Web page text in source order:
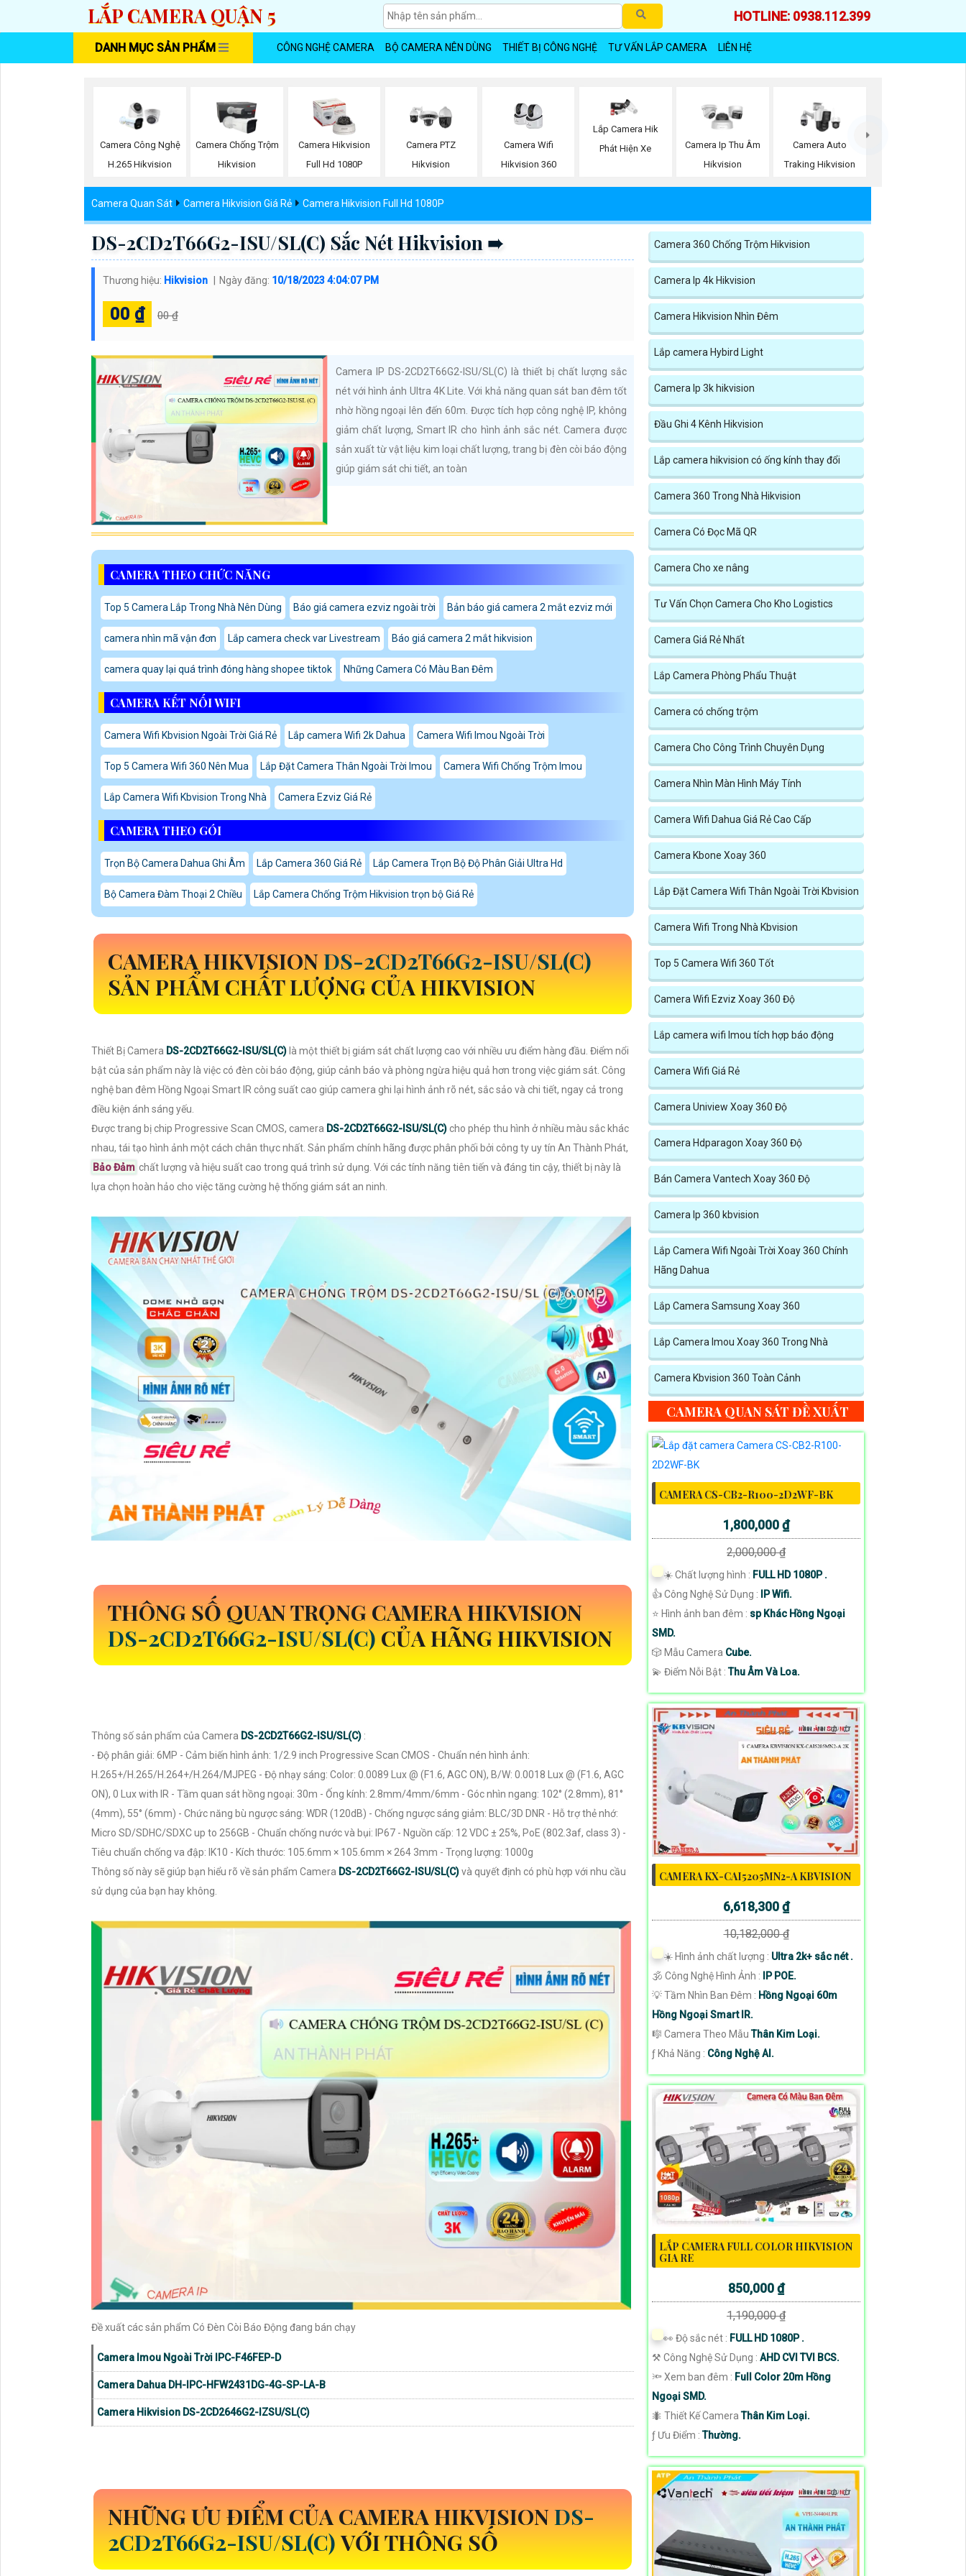
LẮP CAMERA QUẬN 5 HOTLINE: 0938.112.399
DANH MỤC SẢN PHẨM CÔNG NGHỆ CAMERA BỘ CAMERA NÊN DÙNG THIẾT BỊ CÔNG NGHỆ TƯ VẤN LẮP CAMERA LIÊN HỆ
Camera Công Nghệ
H.265 Hikvision
Camera Chống Trộm
Hikvision
Camera Hikvision
Full Hd 1080P
Camera PTZ
Hikvision
Camera Wifi
Hikvision 360
Lắp Camera Hik
Phát Hiện Xe
Camera Ip Thu Âm
Hikvision
Camera Auto
Traking Hikvision
Camera Quan Sát Camera Hikvision Giá Rẻ Camera Hikvision Full Hd 1080P
DS-2CD2T66G2-ISU/SL(C) Sắc Nét Hikvision ➠
Thương hiệu: Hikvision Ngày đăng: 10/18/2023 4:04:07 PM
00 ₫ 00 ₫
Camera IP DS-2CD2T66G2-ISU/SL(C) là thiết bị chất lượng sắc
nét với hình ảnh Ultra 4K Lite. Với khả năng quan sát ban đêm tốt
nhờ hồng ngoại lên đến 60m. Được tích hợp công nghệ IP, không
giảm chất lượng, Smart IR cho hình ảnh sắc nét. Camera được
sản xuất từ vật liệu kim loại chất lượng, trang bị đèn còi báo động
giúp giám sát chi tiết, an toàn
CAMERA THEO CHỨC NĂNG
Top 5 Camera Lắp Trong Nhà Nên Dùng Báo giá camera ezviz ngoài trời Bản báo giá camera 2 mắt ezviz mới
camera nhìn mã vận đơn Lắp camera check var Livestream Báo giá camera 2 mắt hikvision
camera quay lại quá trình đóng hàng shopee tiktok Những Camera Có Màu Ban Đêm
CAMERA KẾT NỐI WIFI
Camera Wifi Kbvision Ngoài Trời Giá Rẻ Lắp camera Wifi 2k Dahua Camera Wifi Imou Ngoài Trời
Top 5 Camera Wifi 360 Nên Mua Lắp Đặt Camera Thân Ngoài Trời Imou Camera Wifi Chống Trộm Imou
Lắp Camera Wifi Kbvision Trong Nhà Camera Ezviz Giá Rẻ
CAMERA THEO GÓI
Trọn Bộ Camera Dahua Ghi Âm Lắp Camera 360 Giá Rẻ Lắp Camera Trọn Bộ Độ Phân Giải Ultra Hd
Bộ Camera Đàm Thoại 2 Chiều Lắp Camera Chống Trộm Hikvision trọn bộ Giá Rẻ
CAMERA HIKVISIONDS-2CD2T66G2-ISU/SL(C)
SẢN PHẨM CHẤT LƯỢNG CỦA HIKVISION
Thiết Bị Camera DS-2CD2T66G2-ISU/SL(C) là một thiết bị giám sát chất lượng cao với nhiều ưu điểm hàng đầu. Điểm nổi
bật của sản phẩm này là việc có đèn còi báo động, giúp cảnh báo và phòng ngừa hiệu quả hơn trong việc giám sát. Công
nghệ ban đêm Hồng Ngoại Smart IR công suất cao giúp camera ghi lại hình ảnh rõ nét, sắc sảo và chi tiết, ngay cả trong
điều kiện ánh sáng yếu.
Được trang bị chip Progressive Scan CMOS, camera DS-2CD2T66G2-ISU/SL(C)cho phép thu hình ở nhiều màu sắc khác
nhau, tái tạo hình ảnh một cách chân thực nhất. Sản phẩm chính hãng được phân phối bởi công ty uy tín An Thành Phát,
Bảo Đảm chất lượng và hiệu suất cao trong quá trình sử dụng. Với các tính năng tiên tiến và đáng tin cậy, thiết bị này là
lựa chọn hoàn hảo cho việc tăng cường hệ thống giám sát an ninh.
THÔNG SỐ QUAN TRỌNG CAMERA HIKVISION
DS-2CD2T66G2-ISU/SL(C)CỦA HÃNG HIKVISION
Thông số sản phẩm của Camera DS-2CD2T66G2-ISU/SL(C) :
- Độ phân giải: 6MP - Cảm biến hình ảnh: 1/2.9 inch Progressive Scan CMOS - Chuẩn nén hình ảnh:
H.265+/H.265/H.264+/H.264/MJPEG - Độ nhạy sáng: Color: 0.0089 Lux @ (F1.6, AGC ON), B/W: 0.0018 Lux @ (F1.6, AGC
ON), 0 Lux with IR - Tầm quan sát hồng ngoại: 30m - Ống kính: 2.8mm/4mm/6mm - Góc nhìn ngang: 102° (2.8mm), 81°
(4mm), 55° (6mm) - Chức năng bù ngược sáng: WDR (120dB) - Chống ngược sáng giảm: BLC/3D DNR - Hỗ trợ thẻ nhớ:
Micro SD/SDHC/SDXC up to 256GB - Chuẩn chống nước và bụi: IP67 - Nguồn cấp: 12 VDC ± 25%, PoE (802.3af, class 3) -
Tiêu chuẩn chống va đập: IK10 - Kích thước: 105.6mm × 105.6mm × 264 3mm - Trọng lượng: 1000g
Thông số này sẽ giúp bạn hiểu rõ về sản phẩm Camera DS-2CD2T66G2-ISU/SL(C)và quyết định có phù hợp với nhu cầu
sử dụng của bạn hay không.
Đề xuất các sản phẩm Có Đèn Còi Báo Động đang bán chạy
Camera Imou Ngoài Trời IPC-F46FEP-D
Camera Dahua DH-IPC-HFW2431DG-4G-SP-LA-B
Camera Hikvision DS-2CD2646G2-IZSU/SL(C)
NHỮNG ƯU ĐIỂM CỦA CAMERA HIKVISIONDS-
2CD2T66G2-ISU/SL(C)VỚI THÔNG SỐ
Camera 360 Chống Trộm Hikvision
Camera Ip 4k Hikvision
Camera Hikvision Nhìn Đêm
Lắp camera Hybird Light
Camera Ip 3k hikvision
Đầu Ghi 4 Kênh Hikvision
Lắp camera hikvision có ống kính thay đổi
Camera 360 Trong Nhà Hikvision
Camera Có Đọc Mã QR
Camera Cho xe nâng
Tư Vấn Chọn Camera Cho Kho Logistics
Camera Giá Rẻ Nhất
Lắp Camera Phòng Phẩu Thuật
Camera có chống trộm
Camera Cho Công Trình Chuyên Dụng
Camera Nhìn Màn Hình Máy Tính
Camera Wifi Dahua Giá Rẻ Cao Cấp
Camera Kbone Xoay 360
Lắp Đặt Camera Wifi Thân Ngoài Trời Kbvision
Camera Wifi Trong Nhà Kbvision
Top 5 Camera Wifi 360 Tốt
Camera Wifi Ezviz Xoay 360 Độ
Lắp camera wifi Imou tích hợp báo động
Camera Wifi Giá Rẻ
Camera Uniview Xoay 360 Độ
Camera Hdparagon Xoay 360 Độ
Bán Camera Vantech Xoay 360 Độ
Camera Ip 360 kbvision
Lắp Camera Wifi Ngoài Trời Xoay 360 Chính
Hãng Dahua
Lắp Camera Samsung Xoay 360
Lắp Camera Imou Xoay 360 Trong Nhà
Camera Kbvision 360 Toàn Cảnh
CAMERA QUAN SÁT ĐỀ XUẤT
CAMERA CS-CB2-R100-2D2WF-BK
1,800,000 ₫
2,000,000 ₫
☀️ Chất lượng hình : FULL HD 1080P .
👍 Công Nghệ Sử Dụng : IP Wifi.
⭐ Hình ảnh ban đêm : sp Khác Hồng Ngoại
SMD.
🎲 Mẫu Camera Cube.
️💫 Điểm Nỗi Bật :Thu Âm Và Loa.
CAMERA KX-CAI5205MN2-A KBVISION
6,618,300 ₫
10,182,000 ₫
☀️ Hình ảnh chất lượng : Ultra 2k+ sắc nét .
🕉️ Công Nghệ Hình Ảnh : IP POE.
💡 Tầm Nhìn Ban Đêm : Hồng Ngoại 60m
Hồng Ngoại Smart IR.
🎼️ Camera Theo MẫuThân Kim Loại.
️ƒ Khả Năng : Công Nghệ AI.
LẮP CAMERA FULL COLOR HIKVISION
GIA RE
850,000 ₫
1,190,000 ₫
️👀 Độ sắc nét : FULL HD 1080P .
⚒ Công Nghệ Sử Dụng : AHD CVI TVI BCS.
🔦 Xem ban đêm : Full Color 20m Hồng
Ngoại SMD.
🐜 Thiết Kế CameraThân Kim Loại.
️ƒ Ưu Điểm :Thường.